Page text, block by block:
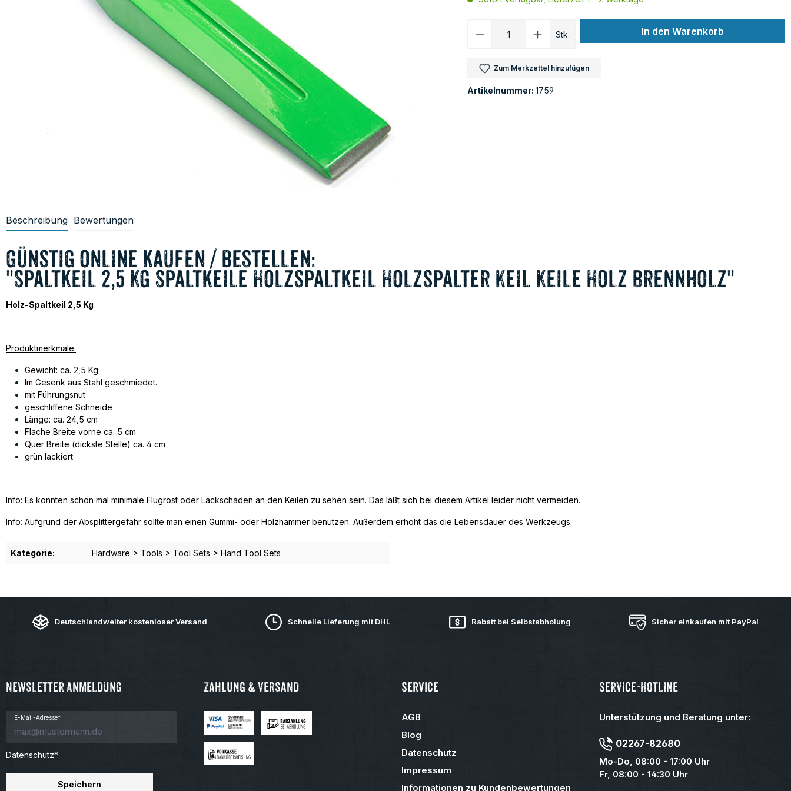
Produkt Anzahl: Gib den gewünschten Wert
Stk. In den Warenkorb
Zum Merkzettel hinzufügen
Artikelnummer: 1759
Beschreibung Bewertungen
günstig online kaufen / bestellen:
"Spaltkeil 2,5 Kg Spaltkeile Holzspaltkeil Holzspalter Keil Keile Holz Brennholz"
Holz-Spaltkeil 2,5 Kg
Produktmerkmale:
Gewicht: ca. 2,5 Kg
Im Gesenk aus Stahl geschmiedet.
mit Führungsnut
geschliffene Schneide
Länge: ca. 24,5 cm
Flache Breite vorne ca. 5 cm
Quer Breite (dickste Stelle) ca. 4 cm
grün lackiert
Info: Es könnten schon mal minimale Flugrost oder Lackschäden an den Keilen zu sehen sein. Das läßt sich bei diesem Artikel leider nicht vermeiden.
Info: Aufgrund der Absplittergefahr sollte man einen Gummi- oder Holzhammer benutzen. Außerdem erhöht das die Lebensdauer des Werkzeugs.
Kategorie: Hardware > Tools > Tool Sets > Hand Tool Sets
Deutschlandweiter kostenloser Versand Schnelle Lieferung mit DHL Rabatt bei Selbstabholung Sicher einkaufen mit PayPal
Newsletter Anmeldung
E-Mail-Adresse*
Datenschutz*
Speichern
Zahlung & Versand Service
AGB
Blog
Datenschutz
Impressum
Informationen zu Kundenbewertungen
Service-Hotline
Unterstützung und Beratung unter:
02267-82680
Mo-Do, 08:00 - 17:00 Uhr
Fr, 08:00 - 14:30 Uhr